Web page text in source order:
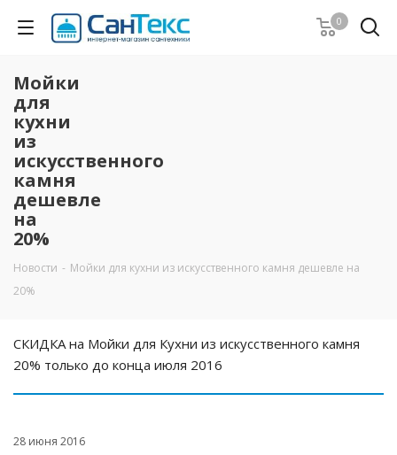
0
Мойки
для
кухни
из
искусственного
камня
дешевле
на
20%
Новости - Мойки для кухни из искусственного камня дешевле на
20%
СКИДКА на Мойки для Кухни из искусственного камня
20% только до конца июля 2016
28 июня 2016